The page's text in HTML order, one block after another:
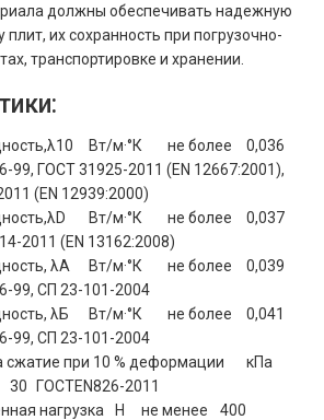
должны обеспечивать надежную
плит, их сохранность при погрузочно-
транспортировке и хранении.
Вт/м·°К не более
0,036
99, ГОСТ 31925-2011 (EN 12667:2001),
(EN 12939:2000)
Вт/м·°К не более
0,037
2011 (EN 13162:2008)
λА
Вт/м·°К не более
0,039
99, СП 23-101-2004
λБ
Вт/м·°К не более
0,041
99, СП 23-101-2004
сжатие при 10 % деформации
кПа
30
ГОСТEN826-2011
нагрузка
Н не менее
400